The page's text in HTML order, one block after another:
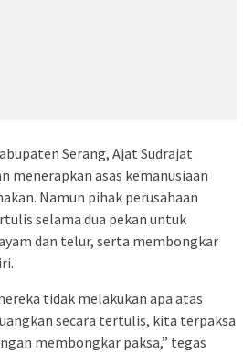
Serang, Ajat Sudrajat
menerapkan asas kemanusiaan
Namun pihak perusahaan
selama dua pekan untuk
dan telur, serta membongkar
tidak melakukan apa atas
secara tertulis, kita terpaksa
membongkar paksa,” tegas